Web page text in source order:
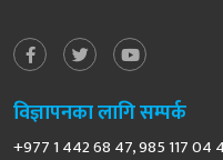
विज्ञापनका लागि सम्पर्क
+977 1 442 68 47, 985 117 04